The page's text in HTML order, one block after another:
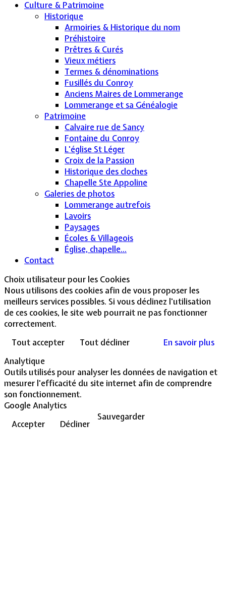
Culture & Patrimoine
Historique
Armoiries & Historique du nom
Préhistoire
Prêtres & Curés
Vieux métiers
Termes & dénominations
Fusillés du Conroy
Anciens Maires de Lommerange
Lommerange et sa Généalogie
Patrimoine
Calvaire rue de Sancy
Fontaine du Conroy
L'église St Léger
Croix de la Passion
Historique des cloches
Chapelle Ste Appoline
Galeries de photos
Lommerange autrefois
Lavoirs
Paysages
Écoles & Villageois
Église, chapelle...
Contact
Choix utilisateur pour les Cookies
Nous utilisons des cookies afin de vous proposer les
meilleurs services possibles. Si vous déclinez l'utilisation
de ces cookies, le site web pourrait ne pas fonctionner
correctement.
Tout accepter
Tout décliner
En savoir plus
Analytique
Outils utilisés pour analyser les données de navigation et
mesurer l'efficacité du site internet afin de comprendre
son fonctionnement.
Google Analytics
Accepter
Décliner
Sauvegarder